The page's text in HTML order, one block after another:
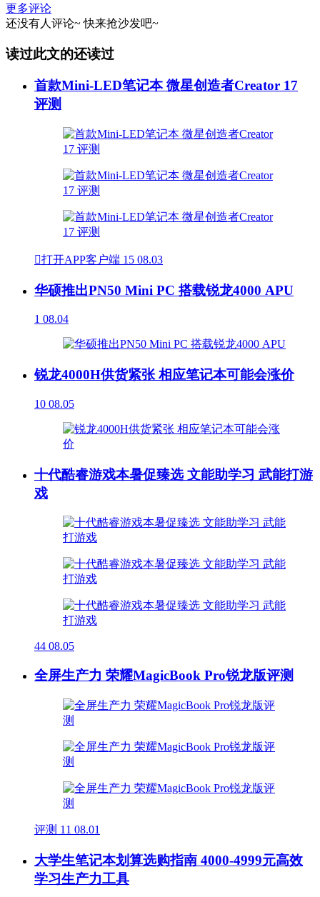
更多评论
还没有人评论~ 快来抢沙发吧~
读过此文的还读过
首款Mini-LED笔记本 微星创造者Creator 17
评测
打开APP客户端 15 08.03
华硕推出PN50 Mini PC 搭载锐龙4000 APU
1 08.04
锐龙4000H供货紧张 相应笔记本可能会涨价
10 08.05
十代酷睿游戏本暑促臻选 文能助学习 武能打游
戏
44 08.05
全屏生产力 荣耀MagicBook Pro锐龙版评测
评测 11 08.01
大学生笔记本划算选购指南 4000-4999元高效
学习生产力工具